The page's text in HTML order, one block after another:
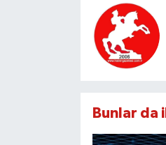
Bunlar da